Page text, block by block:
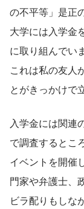
の不平等」是正
大学には入学金
に取り組んでい
これは私の友人
とがきっかけで
入学金には関連
で調査するとこ
イベントを開催
門家や弁護士、
ビラ配りもしな